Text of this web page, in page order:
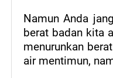
Namun Anda
berat badan kita
menurunkan
air mentimun,